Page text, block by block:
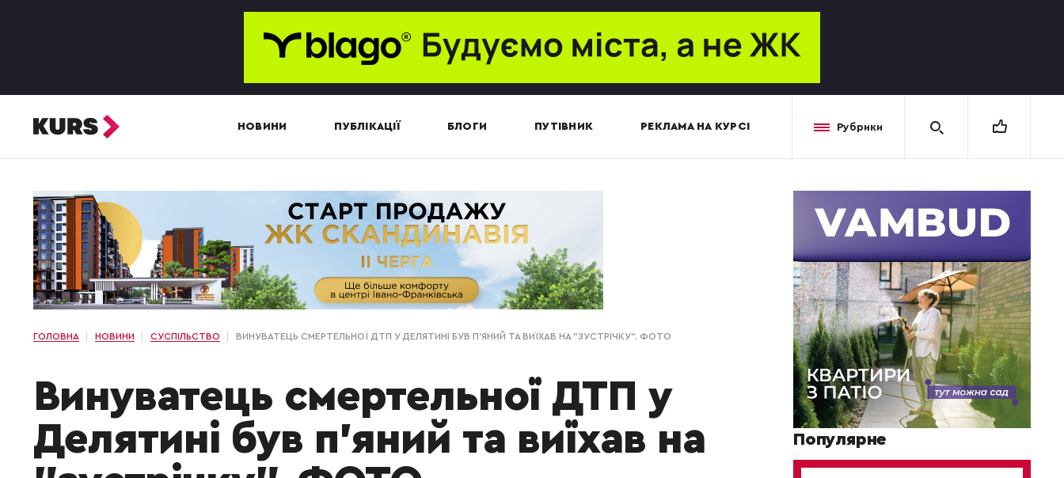
НОВИНИ ПУБЛІКАЦІЇ БЛОГИ ПУТІВНИК РЕКЛАМА НА КУРСІ Рубрики
ГОЛОВНА НОВИНИ СУСПІЛЬСТВО ВИНУВАТЕЦЬ СМЕРТЕЛЬНОЇ ДТП У ДЕЛЯТИНІ БУВ П'ЯНИЙ ТА ВИЇХАВ НА "ЗУСТРІЧКУ". ФОТО
Винуватець смертельної ДТП у
Делятині був п'яний та виїхав на
Популярне